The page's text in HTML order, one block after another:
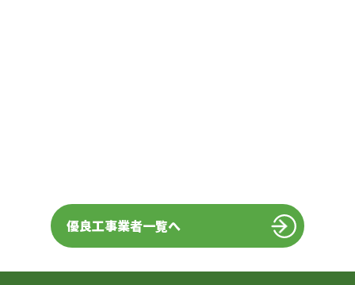
優良工事業者一覧へ